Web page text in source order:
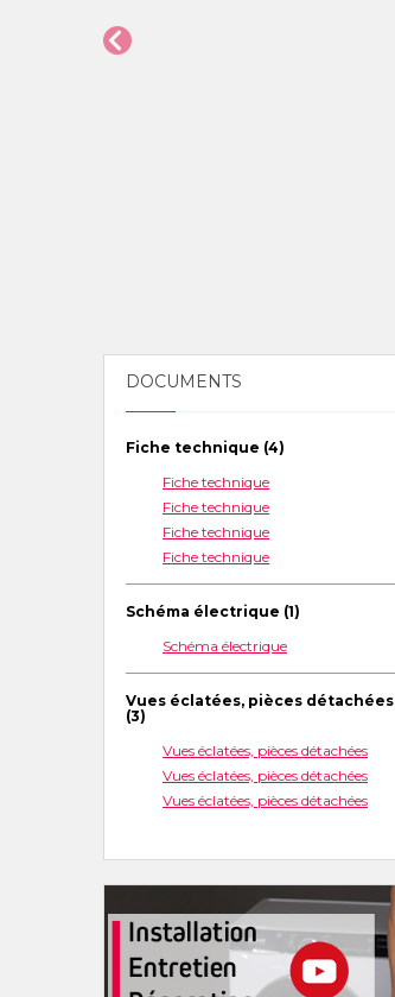
DOCUMENTS
Fiche technique (4)
Fiche technique
Fiche technique
Fiche technique
Fiche technique
Schéma électrique (1)
Schéma électrique
Vues éclatées, pièces détachées
(3)
Vues éclatées, pièces détachées
Vues éclatées, pièces détachées
Vues éclatées, pièces détachées